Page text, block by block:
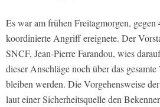
Es war am frühen Freitagmorgen, gegen
koordinierte Angriff ereignete. Der
SNCF, Jean-Pierre Farandou, wies
dieser Anschläge noch über das
bleiben werden. Die Vorgehensweise
laut einer Sicherheitsquelle den